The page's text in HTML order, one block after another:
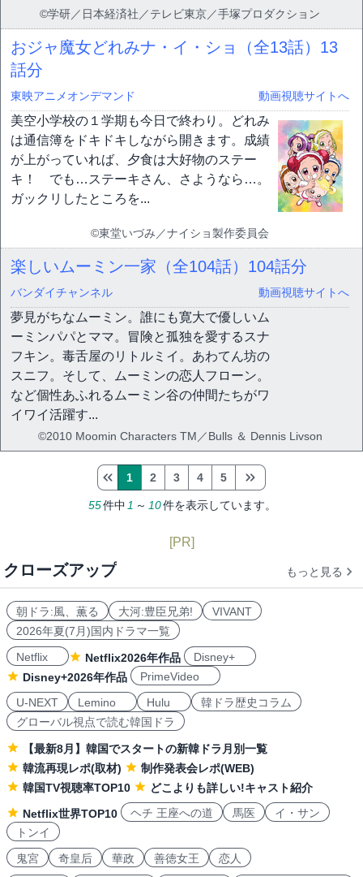
©学研／日本経済社／テレビ東京／手塚プロダクション
おジャ魔女どれみナ・イ・ショ（全13話） 13
話分
東映アニメオンデマンド 動画視聴サイトへ
美空小学校の１学期も今日で終わり。どれみ
は通信簿をドキドキしながら開きます。成績
が上がっていれば、夕食は大好物のステー
キ！ でも…ステーキさん、さようなら…。
ガックリしたところを...
©東堂いづみ／ナイショ製作委員会
楽しいムーミン一家（全104話） 104話分
バンダイチャンネル 動画視聴サイトへ
夢見がちなムーミン。誰にも寛大で優しいム
ーミンパパとママ。冒険と孤独を愛するスナ
フキン。毒舌屋のリトルミイ。あわてん坊の
スニフ。そして、ムーミンの恋人フローン。
など個性あふれるムーミン谷の仲間たちがワ
イワイ活躍す...
©2010 Moomin Characters TM／Bulls ＆ Dennis Livson
55件中 1 ～ 10件を表示しています。
1 2 3 4 5
[PR]
クローズアップ もっと見る
朝ドラ:風、薫る 大河:豊臣兄弟!
VIVANT
2026年夏(7月)国内ドラマ一覧
Netflix
Netflix2026年作品
Disney+
Disney+2026年作品
PrimeVideo
U-NEXT
Lemino Hulu
韓ドラ歴史コラム
グローバル視点で読む韓国ドラ
【最新8月】韓国でスタートの新韓ドラ月別一覧
韓流再現レポ(取材)
制作発表会レポ(WEB)
韓国TV視聴率TOP10
どこよりも詳しい!キャスト紹介
Netflix世界TOP10
ヘチ 王座への道 馬医
イ・サン
トンイ
鬼宮
奇皇后 華政 善徳女王 恋人